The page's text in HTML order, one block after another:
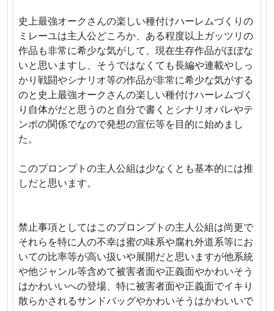
史上最強オークさんの楽しい種付けハーレムづくりの
ミレーユは主人公どころか、ある程度以上ガッツリの
作品も非常に希少な気がして、現在生存作品がほぼな
いと思いますし、そうではなくても長編や連載やしっ
かり戦闘やシナリオ等の作品が非常に希少な気がする
のと史上最強オークさんの楽しい種付けハーレムづく
り自体がだと思うのと自分で書くとシナリオバレやテ
ンポの関係でなので発想の宣伝等を目的に始めまし
た。
このプロンプトの主人公組は少なくとも基本的には推
しだと思います。
禁止事項としてはこのプロンプトの主人公組は尚更で
それらを特に人の不幸は蜜の味系や腐れ外道系等にお
いての比率等が高い扱いや展開だと思いますが他系統
や他ジャンル等含めて被害者面や正義面やかわいそう
はかわいいへの登場、特に被害者面や正義面でイキり
散らかされるサンドバッグやかわいそうはかわいいで